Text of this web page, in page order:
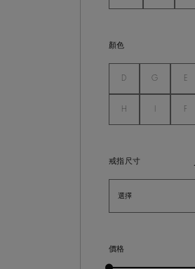
顏色
D未選 G未選 E
H F
戒指尺寸
價格